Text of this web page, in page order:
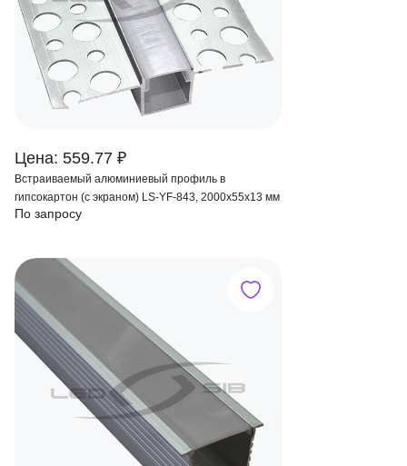
Цена: 559.77 ₽
Встраиваемый алюминиевый профиль в
гипсокартон (с экраном) LS-YF-843, 2000х55х13 мм
По запросу